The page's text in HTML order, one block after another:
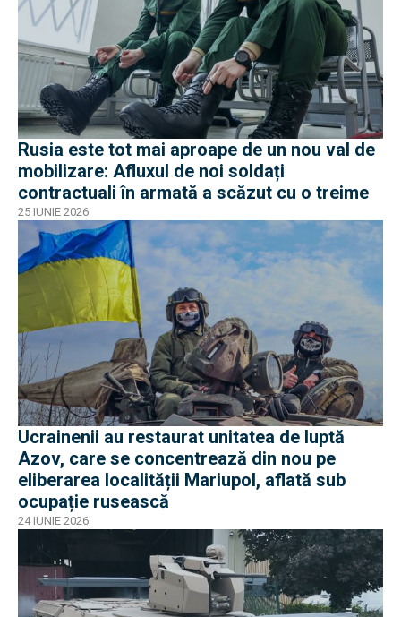
Rusia este tot mai aproape de un nou val de
mobilizare: Afluxul de noi soldați
contractuali în armată a scăzut cu o treime
25 IUNIE 2026
Ucrainenii au restaurat unitatea de luptă
Azov, care se concentrează din nou pe
eliberarea localității Mariupol, aflată sub
ocupație rusească
24 IUNIE 2026